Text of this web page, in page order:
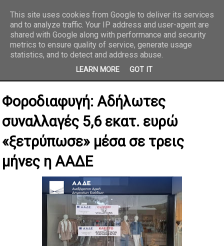
REPORTAZ NET
Φοροδιαφυγή: Αδήλωτες
συναλλαγές 5,6 εκατ. ευρώ
«ξετρύπωσε» μέσα σε τρεις
μήνες η ΑΑΔΕ
This site uses cookies from Google to deliver its services
and to analyze traffic. Your IP address and user-agent are
shared with Google along with performance and security
metrics to ensure quality of service, generate usage
statistics, and to detect and address abuse.
LEARN MORE GOT IT